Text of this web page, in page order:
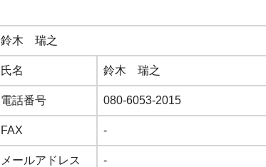
鈴木 瑞之
氏名 鈴木 瑞之
電話番号 080-6053-2015
FAX -
メールアドレス -